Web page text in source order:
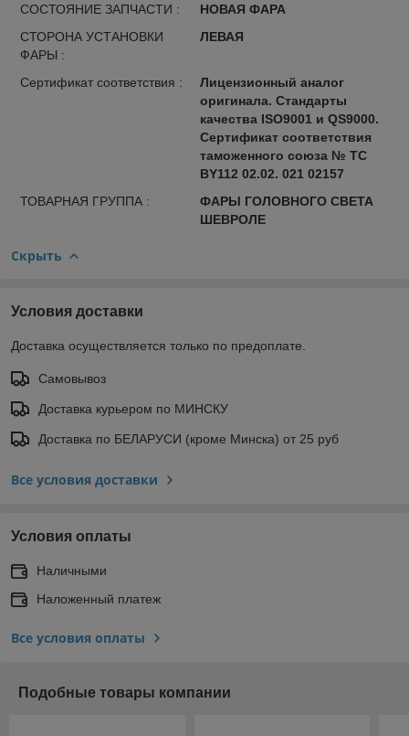
СОСТОЯНИЕ ЗАПЧАСТИ :
НОВАЯ ФАРА
СТОРОНА УСТАНОВКИ
ФАРЫ :
ЛЕВАЯ
Сертификат соответствия :
Лицензионный аналог
оригинала. Стандарты
качества ISO9001 и QS9000.
Сертификат соответствия
таможенного союза № ТС
BY112 02.02. 021 02157
ТОВАРНАЯ ГРУППА :
ФАРЫ ГОЛОВНОГО СВЕТА
ШЕВРОЛЕ
Скрыть
Условия доставки
Доставка осуществляется только по предоплате.
Самовывоз
Доставка курьером по МИНСКУ
Доставка по БЕЛАРУСИ (кроме Минска) от 25 руб
Все условия доставки
Условия оплаты
Наличными
Наложенный платеж
Все условия оплаты
Подобные товары компании